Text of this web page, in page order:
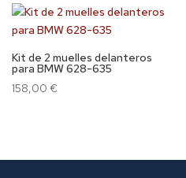
Kit de 2 muelles delanteros
para BMW 628-635
158,00€